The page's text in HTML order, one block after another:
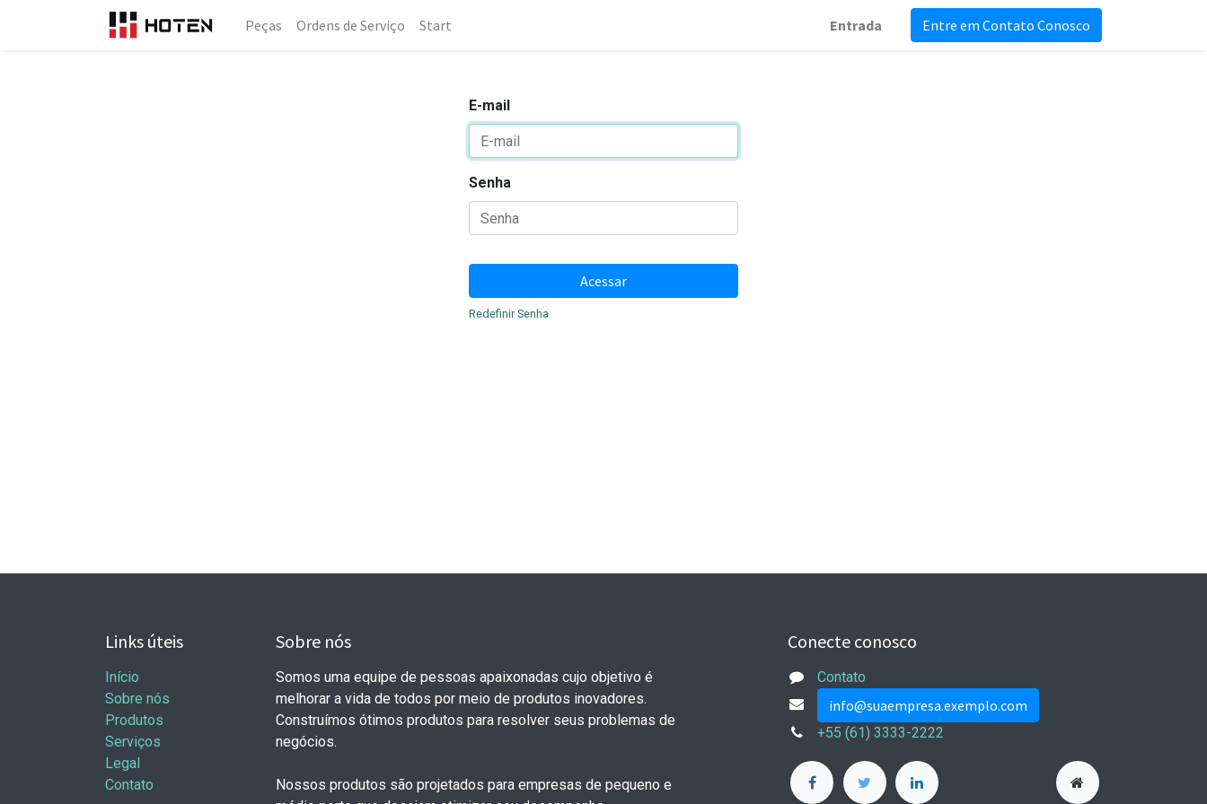
Peças Ordens de Serviço Start Entrada Entre em Contato Conosco
E-mail
Senha
Acessar
Redefinir Senha
Links úteis
Início
Sobre nós
Produtos
Serviços
Legal
Contato
Sobre nós
Somos uma equipe de pessoas apaixonadas cujo objetivo é
melhorar a vida de todos por meio de produtos inovadores.
Construímos ótimos produtos para resolver seus problemas de
negócios.
Nossos produtos são projetados para empresas de pequeno e
Conecte conosco
Contato
info@suaempresa.exemplo.com
+55 (61) 3333-2222